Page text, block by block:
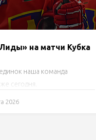
на матчи Кубка
наша команда
сегодня.
2026